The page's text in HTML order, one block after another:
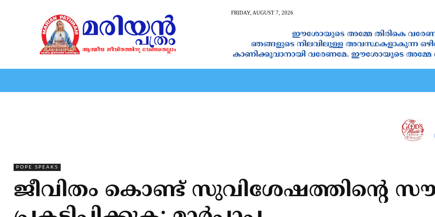
FRIDAY, AUGUST 7, 2026
POPE SPEAKS
ജീവിതം കൊണ്ട് സുവിശേഷത്തിന്റെ